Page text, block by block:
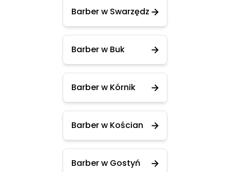
Barber w Swarzędz
Barber w Buk
Barber w Kórnik
Barber w Kościan
Barber w Gostyń